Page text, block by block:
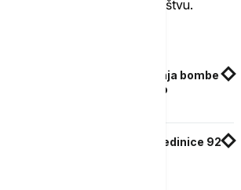
niti dostavljena tužilaštvu.
muškaraca zbog bacanja bombe
Oglasilo se Više javno
komandanta Interventne jedinice 92